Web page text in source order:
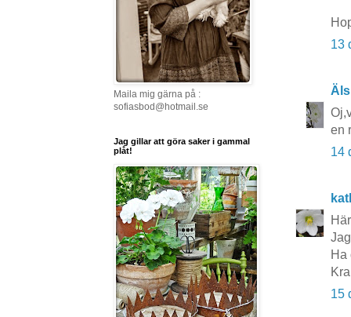
13
en
14
Ha
15
Maila mig gärna på :
sofiasbod@hotmail.se
Jag gillar att göra saker i gammal
plåt!